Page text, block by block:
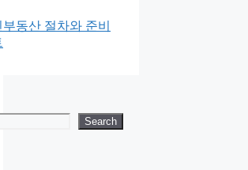
동산 절차와 준비
Search